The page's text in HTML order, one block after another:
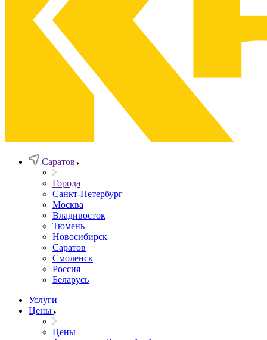
Саратов
Города
Санкт-Петербург
Москва
Владивосток
Тюмень
Новосибирск
Саратов
Смоленск
Россия
Беларусь
Услуги
Цены
Цены